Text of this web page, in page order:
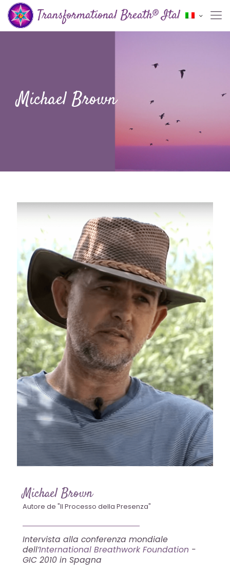
Michael Brown
Michael Brown
Autore de "Il Processo della Presenza"
Intervista alla conferenza mondiale
dell’International Breathwork Foundation -
GIC 2010 in Spagna